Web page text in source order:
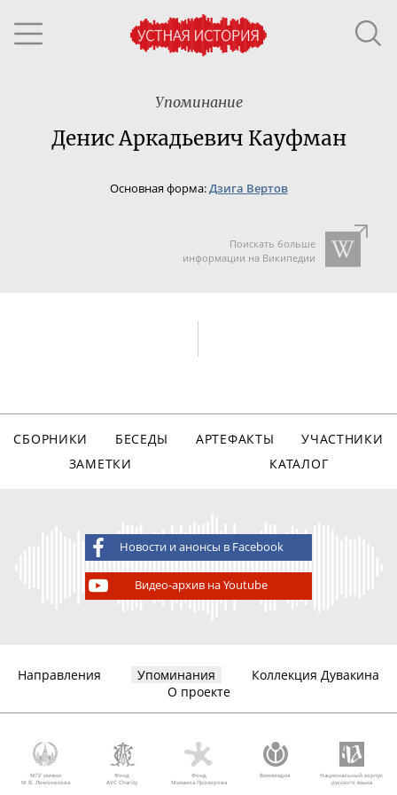
Упоминание
Денис Аркадьевич Кауфман
Основная форма:Дзига Вертов
Поискать больше
информации на Википедии
СБОРНИКИ БЕСЕДЫ АРТЕФАКТЫ
УЧАСТНИКИ
ЗАМЕТКИ
КАТАЛОГ
Новости и анонсы в Facebook
Видео-архив на Youtube
Направления Упоминания
Коллекция Дувакина
О проекте
МГУ имени
М.В. Ломоносова
Фонд
AVC Charity
Фонд
Михаила Прохорова
Викимедиа
Национальный корпус
русского языка